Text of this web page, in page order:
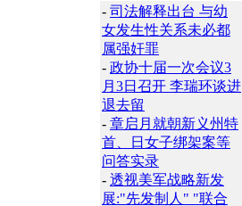
- 司法解释出台 与幼
女发生性关系未必都
属强奸罪
- 政协十届一次会议3
月3日召开 李瑞环谈进
退去留
- 章启月就朝新义州特
首、日女子绑架案等
问答实录
- 透视美军战略新发
展:"先发制人" "联合